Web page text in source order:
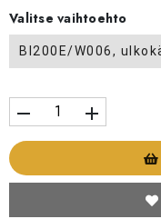
Valitse vaihtoehto
BI200E/W006,
remove add